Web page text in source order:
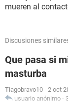
mueren al
Discusiones
Que pasa si
masturba
Tiagobravo10 - 2 oct
usuario anónimo -